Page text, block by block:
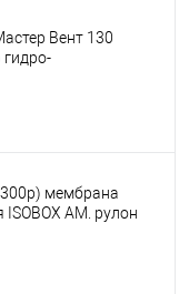
Вент 130
диффузионная
мембрана
AM. рулон